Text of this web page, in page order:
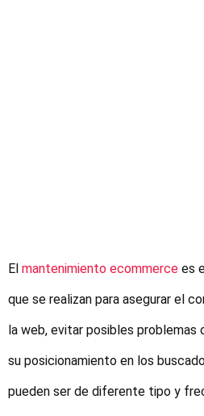
El mantenimiento ecommerce es
que se realizan para asegurar el
la web, evitar posibles problemas
su posicionamiento en los
pueden ser de diferente tipo y